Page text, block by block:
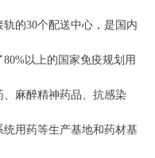
的30个配送中心，是国内
以上的国家免疫规划用
麻醉精神药品、抗感染
用药等生产基地和药材基